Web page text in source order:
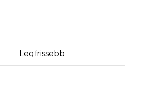
Legfrissebb